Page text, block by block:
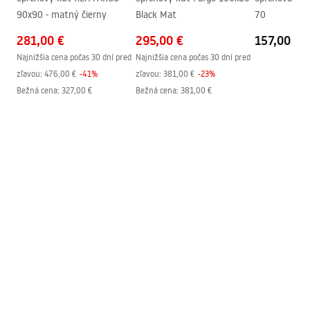
90x90 - matný čierny
281,00 €
Najnižšia cena počas 30 dní pred
zľavou: 476,00 € -41%
Bežná cena: 327,00 €
Black Mat
295,00 €
Najnižšia cena počas 30 dní pred
zľavou: 381,00 € -23%
Bežná cena: 381,00 €
70
157,00 €